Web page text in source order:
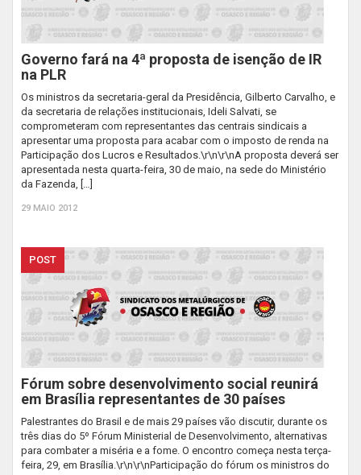
Governo fará na 4ª proposta de isenção de IR
na PLR
Os ministros da secretaria-geral da Presidência, Gilberto Carvalho, e
da secretaria de relações institucionais, Ideli Salvati, se
comprometeram com representantes das centrais sindicais a
apresentar uma proposta para acabar com o imposto de renda na
Participação dos Lucros e Resultados.\r\n\r\nA proposta deverá ser
apresentada nesta quarta-feira, 30 de maio, na sede do Ministério
da Fazenda, […]
29 MAIO 2012
POST
Fórum sobre desenvolvimento social reunirá
em Brasília representantes de 30 países
Palestrantes do Brasil e de mais 29 países vão discutir, durante os
três dias do 5º Fórum Ministerial de Desenvolvimento, alternativas
para combater a miséria e a fome. O encontro começa nesta terça-
feira, 29, em Brasília.\r\n\r\nParticipação do fórum os ministros do